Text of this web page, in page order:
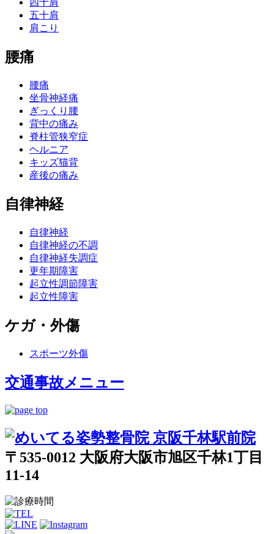
四十肩
五十肩
肩こり
腰痛
腰痛
坐骨神経痛
ぎっくり腰
背中の痛み
脊柱管狭窄症
ヘルニア
キッズ猫背
産後の痛み
自律神経
自律神経
自律神経の不調
自律神経失調症
更年期障害
起立性調節障害
起立性障害
ケガ・外傷
スポーツ外傷
交通事故メニュー
〒535-0012 大阪府大阪市旭区千林1丁目
11-14